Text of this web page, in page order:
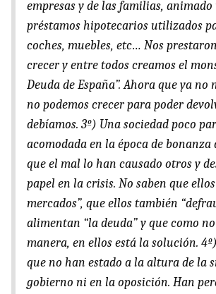
empresas y de las familias,
préstamos hipotecarios utilizados
coches, muebles, etc… Nos
crecer y entre todos creamos el
Deuda de España”. Ahora que ya no
no podemos crecer para poder
debíamos. 3º) Una sociedad poco
acomodada en la época de
que el mal lo han causado otros y
papel en la crisis. No saben que
mercados”, que ellos también
alimentan “la deuda” y que como
manera, en ellos está la solución.
que no han estado a la altura de la
gobierno ni en la oposición. Han